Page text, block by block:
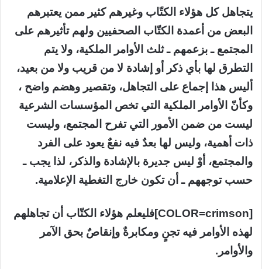
يتجاهل كل هؤلاء الكتّاب وغيرهم كثير ممن يعتبرهم
البعض من أعمدة الكتّاب الصحفيين ولهم تأثيرهم على
المجتمع ـ بزعمهم ـ ثلث الأوامر الملكية، ولا يتم
التطرق لها بأي ذكر أو إشادة لا من قريب ولا من بعيد،
أليس هذا إجماع على التجاهل، وتقصير وهضم واضح ،
وكأنّ الأوامر الملكية التي تخص المؤسسات الشرعية
ليست من ضمن الأمور التي تفرح المجتمع، وليست
ذات أهمية، وليس لها بعدٌ فيه نفعٌ يعود على الفرد
والمجتمع، أوْ ليس جديرة بالإشادة والذكر، لذا يجب ـ
حسب توجههم ـ أن تكون خارج التغطية الإعلامية.
[COLOR=crimson]فليعلم هؤلاء الكتّاب أن تجاهلهم
لهذه الأوامر فيه تجنٍ ومكابرةٌ وإنقاصٌ بحق الآمر
والأوامر.